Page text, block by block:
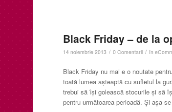
Black Friday – de la
14 noiembrie 2013 / 0 Comentarii / în
Black Friday nu mai e o noutate
toată lumea așteaptă cu sufletul la
trebui să își golească stocurile și să
pentru următoarea perioadă. Și așa